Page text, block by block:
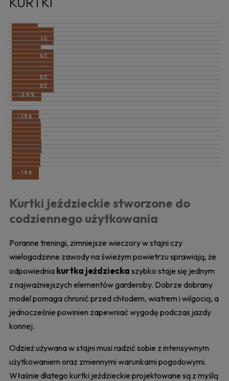
-11%
NOWOŚĆ
NOWOŚĆ
-30%
-11%
-11%
NOWOŚĆ
-11%
-11%
NOWOŚĆ
NOWOŚĆ
NOWOŚĆ
-15%
NOWOŚĆ
-59%
-20%
-15%
-43%
-64%
-36%
-68%
-55%
-60%
-15%
-15%
-59%
-11%
-11%
-15%
Kurtki jeździeckie stworzone do
codziennego użytkowania
Poranne treningi, zimniejsze wieczory w stajni czy
wielogodzinne zawody na świeżym powietrzu sprawiają, że
odpowiednia kurtka jeździecka szybko staje się jednym
z najważniejszych elementów garderoby. Dobrze dobrany
model pomaga chronić przed chłodem, wiatrem i wilgocią, a
jednocześnie powinien zapewniać wygodę podczas jazdy
konnej.
Odzież używana w stajni musi radzić sobie z intensywnym
użytkowaniem oraz zmiennymi warunkami pogodowymi.
Właśnie dlatego kurtki jeździeckie projektowane są z myślą